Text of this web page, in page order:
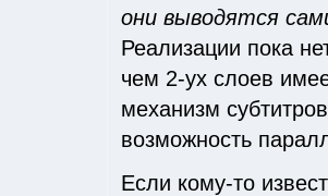
они выводятся
Реализации пока
чем 2-ух слоев
механизм
возможность
Если кому-то